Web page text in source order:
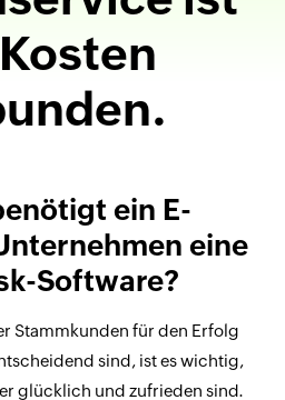
Kosten
ein E-
eine
Software?
Stammkunden für den Erfolg
sind, ist es wichtig,
glücklich und zufrieden sind.